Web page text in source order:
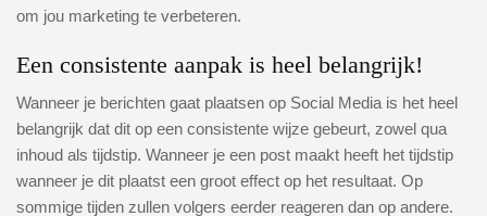
om jou marketing te verbeteren.
Een consistente aanpak is heel belangrijk!
Wanneer je berichten gaat plaatsen op Social Media is het heel
belangrijk dat dit op een consistente wijze gebeurt, zowel qua
inhoud als tijdstip. Wanneer je een post maakt heeft het tijdstip
wanneer je dit plaatst een groot effect op het resultaat. Op
sommige tijden zullen volgers eerder reageren dan op andere.